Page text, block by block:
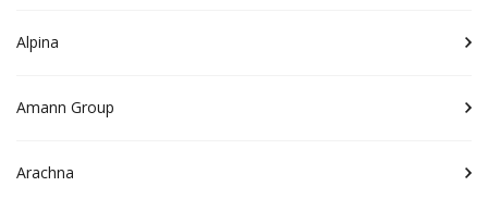
Alpina
Amann Group
Arachna